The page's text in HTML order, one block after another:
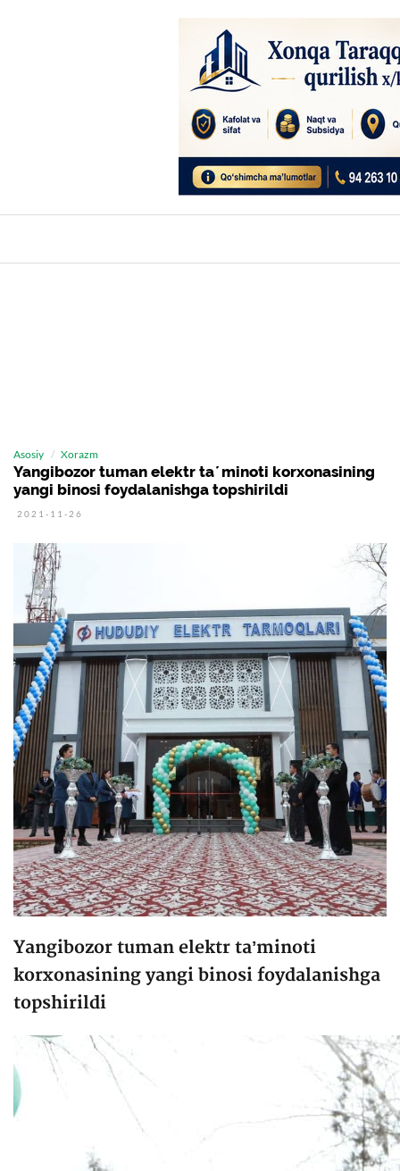
Asosiy Xorazm
Yangibozor tuman elektr taʼminoti korxonasining
yangi binosi foydalanishga topshirildi
2021-11-26
Yangibozor tuman elektr taʼminoti
korxonasining yangi binosi foydalanishga
topshirildi